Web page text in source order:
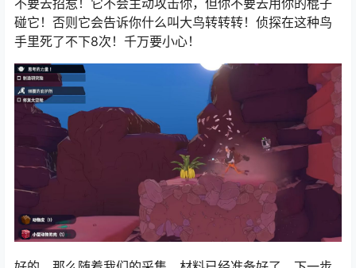
碰它！否则它会告诉你什么叫大鸟转转转！侦探在这种鸟
手里死了不下8次！千万要小心！